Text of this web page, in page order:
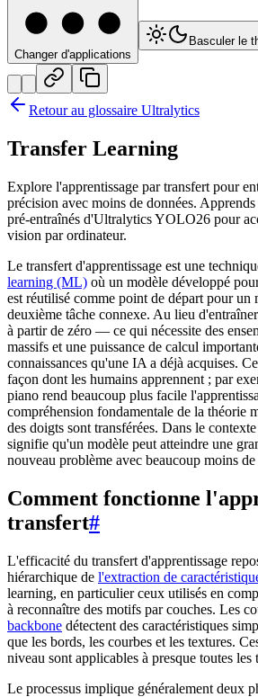
Changer d'applications
Basculer le
Retour au glossaire Ultralytics
Transfer Learning
Explore l'apprentissage par transfert pour
précision avec moins de données.
pré-entraînés d'Ultralytics YOLO26 pour
vision par ordinateur.
Le transfert d'apprentissage est une
learning (ML) où un modèle développé
est réutilisé comme point de départ pour un
deuxième tâche connexe. Au lieu
à partir de zéro — ce qui nécessite des
massifs et une puissance de calcul
connaissances qu'une IA a déjà acquises.
façon dont les humains apprennent ; par
piano rend beaucoup plus facile
compréhension fondamentale de la théorie
des doigts sont transférées. Dans le
signifie qu'un modèle peut atteindre une
nouveau problème avec beaucoup moins de
Comment fonctionne
transfert#
L'efficacité du transfert d'apprentissage
hiérarchique de l'extraction de
learning, en particulier ceux utilisés en
à reconnaître des motifs par couches. Les
backbone détectent des caractéristiques
que les bords, les courbes et les textures.
niveau sont applicables à presque toutes les
Le processus implique généralement deux